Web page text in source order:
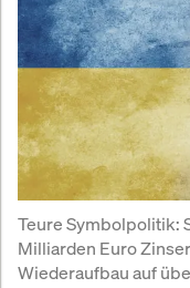
Teure Symbolpolitik:
Milliarden Euro
Wiederaufbau auf